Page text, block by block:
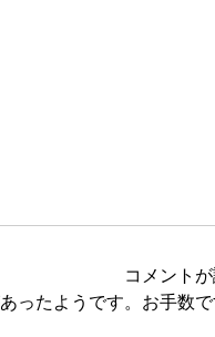
コメント
ったようです。お手数